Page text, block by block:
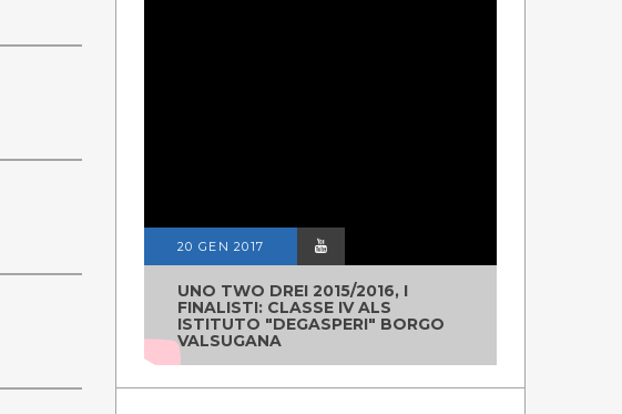
20 GEN 2017
UNO TWO DREI 2015/2016, I
FINALISTI: CLASSE IV ALS
ISTITUTO "DEGASPERI" BORGO
VALSUGANA